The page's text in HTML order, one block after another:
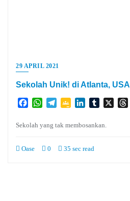
29 APRIL 2021
Sekolah Unik! di Atlanta, USA
FacebookWhatsApp
TelegramGoogleLinkedInTumblr
X
Sekolah yang tak membosankan.
Oase 0 35 sec read